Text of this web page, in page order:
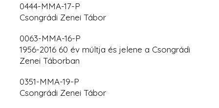
0444-MMA-17-P
Csongrádi Zenei Tábor
0063-MMA-16-P
1956-2016 60 év múltja és jelene a Csongrádi
Zenei Táborban
0351-MMA-19-P
Csongrádi Zenei Tábor